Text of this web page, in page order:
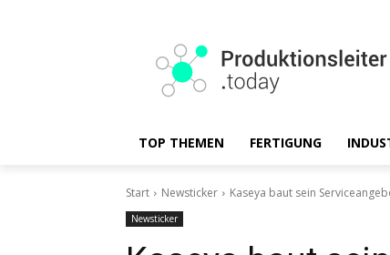
TOP THEMEN FERTIGUNG
Start Newsticker Kaseya baut sein
Newsticker